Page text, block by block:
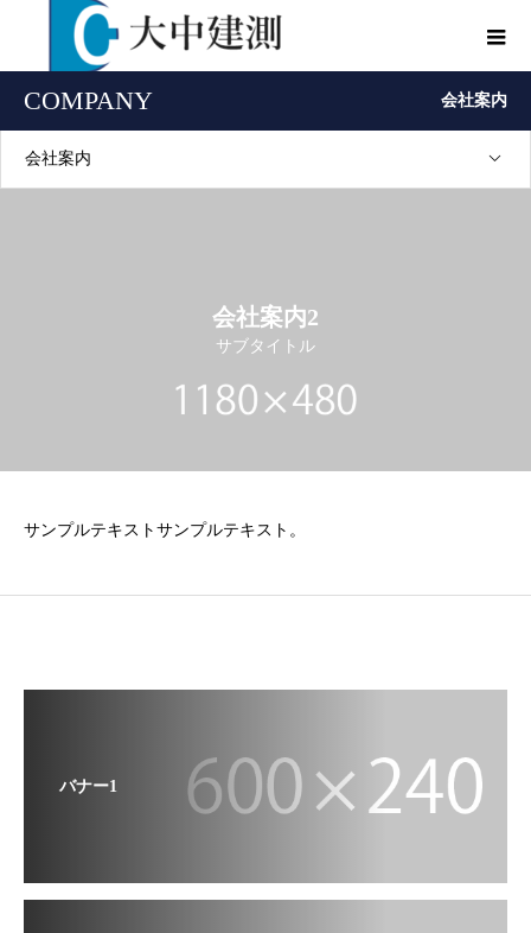
COMPANY 会社案内
会社案内
会社案内2
サブタイトル
サンプルテキストサンプルテキスト。
バナー1